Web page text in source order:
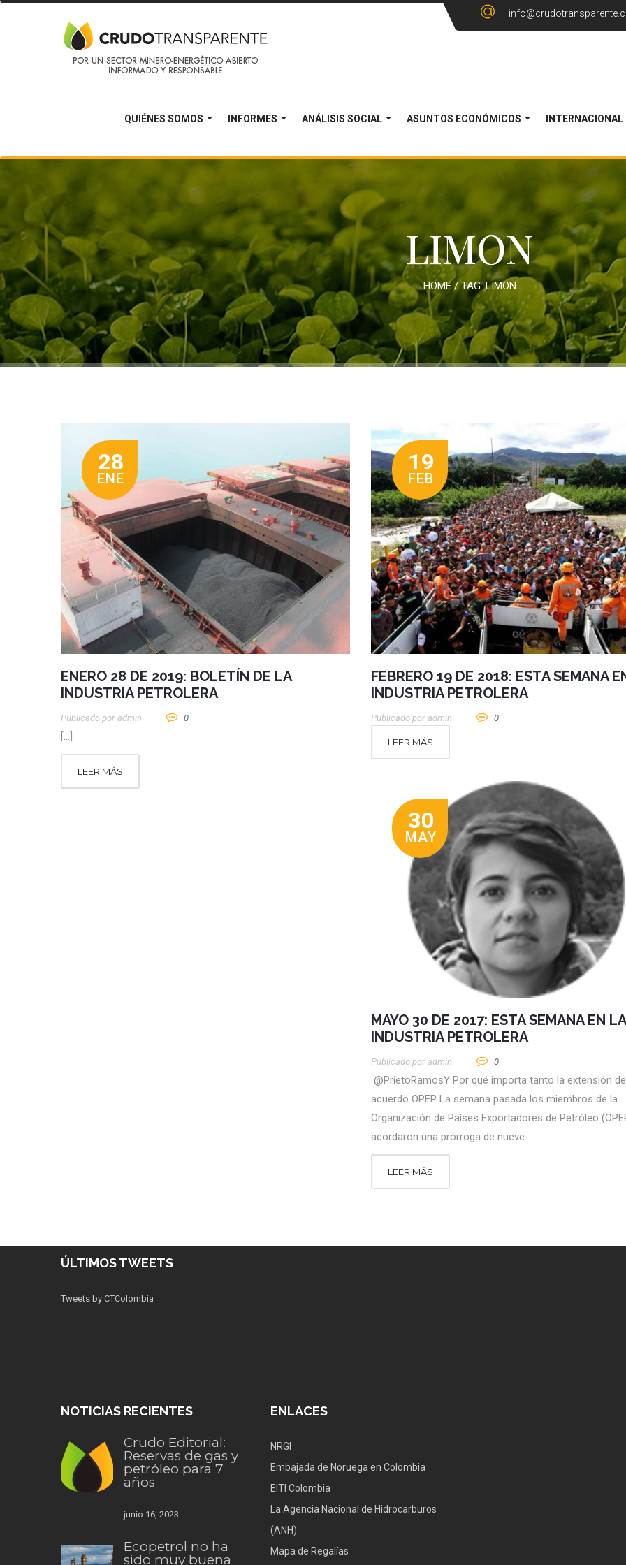
QUIÉNES SOMOS INFORMES ANÁLISIS SOCIAL ASUNTOS ECONÓMICOS INTERNACIONAL
LIMON
HOME/ TAG:LIMON
28
ENE
ENERO 28 DE 2019: BOLETÍN DE LA
INDUSTRIA PETROLERA
Publicado por Admin 0
[…]
LEER MÁS
19
FEB
FEBRERO 19 DE 2018: ESTA SEMANA
INDUSTRIA PETROLERA
Publicado por Admin 0
LEER MÁS
30
MAY
MAYO 30 DE 2017: ESTA SEMANA EN LA
INDUSTRIA PETROLERA
Publicado por Admin 0
@PrietoRamosY Por qué importa tanto la extensión
acuerdo OPEP La semana pasada los miembros de la
Organización de Países Exportadores de Petróleo
acordaron una prórroga de nueve
LEER MÁS
ÚLTIMOS TWEETS
Tweets by CTColombia
NOTICIAS RECIENTES
Crudo Editorial:
Reservas de gas y
petróleo para 7
años
junio 16, 2023
Ecopetrol no ha
sido muy buena
ENLACES
NRGI
Embajada de Noruega en Colombia
EITI Colombia
La Agencia Nacional de Hidrocarburos
(ANH)
Mapa de Regalías